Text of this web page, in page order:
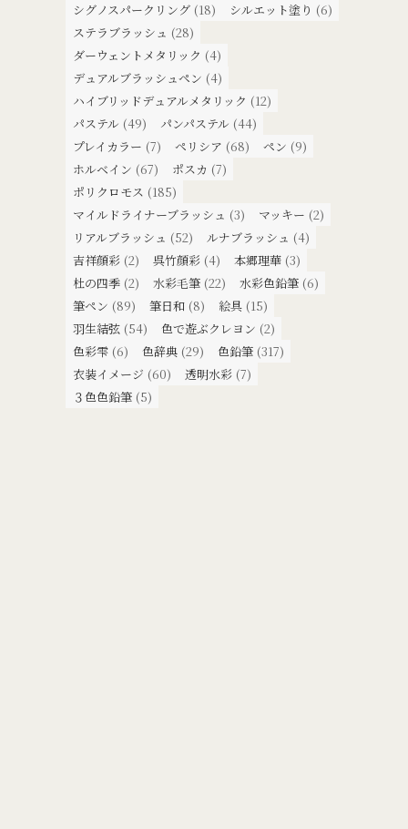
シグノスパークリング (18) シルエット塗り (6)
ステラブラッシュ (28)
ダーウェントメタリック (4)
デュアルブラッシュペン (4)
ハイブリッドデュアルメタリック (12)
パステル (49) パンパステル (44)
プレイカラー (7) ペリシア (68) ペン (9)
ホルベイン (67) ポスカ (7)
ポリクロモス (185)
マイルドライナーブラッシュ (3) マッキー (2)
リアルブラッシュ (52) ルナブラッシュ (4)
吉祥顔彩 (2) 呉竹顔彩 (4) 本郷理華 (3)
杜の四季 (2) 水彩毛筆 (22) 水彩色鉛筆 (6)
筆ペン (89) 筆日和 (8) 絵具 (15)
羽生結弦 (54) 色で遊ぶクレヨン (2)
色彩雫 (6) 色辞典 (29) 色鉛筆 (317)
衣装イメージ (60) 透明水彩 (7)
３色色鉛筆 (5)